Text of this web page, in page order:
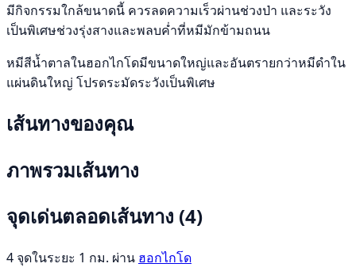
มีกิจกรรมใกล้ขนาดนี้ ควรลดความเร็วผ่านช่วงป่า และระวัง
เป็นพิเศษช่วงรุ่งสางและพลบค่ำที่หมีมักข้ามถนน
หมีสีน้ำตาลในฮอกไกโดมีขนาดใหญ่และอันตรายกว่าหมีดำใน
แผ่นดินใหญ่ โปรดระมัดระวังเป็นพิเศษ
เส้นทางของคุณ
ภาพรวมเส้นทาง
จุดเด่นตลอดเส้นทาง (4)
4 จุดในระยะ 1 กม. ผ่าน ฮอกไกโด